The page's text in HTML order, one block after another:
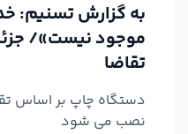
به گزارش تسنیم:
موجود نیست»/
تقاضا
دستگاه چاپ بر اساس
نصب می شود